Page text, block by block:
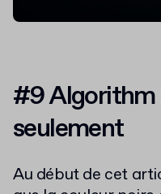
#9 Algorithm
seulement
Au début de cet